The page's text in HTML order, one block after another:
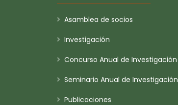
Asamblea de socios
Investigación
Concurso Anual de Investigación
Seminario Anual de Investigación
Publicaciones